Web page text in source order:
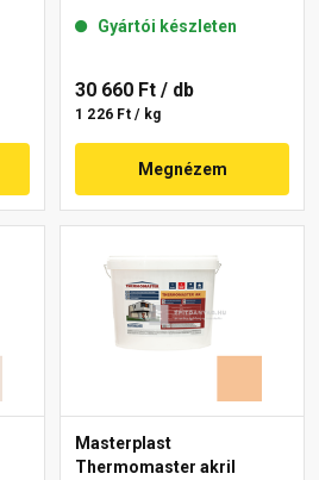
Gyártói készleten
30 660 Ft / db
1 226 Ft / kg
Megnézem
Masterplast
Thermomaster akril